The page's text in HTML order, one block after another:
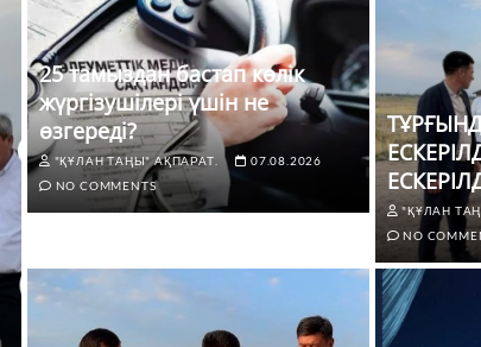
25 тамыздан бастап көлік
жүргізушілері үшін не
өзгереді?
"ҚҰЛАН ТАҢЫ" АҚПАРАТ.
07.08.2026
NO COMMENTS
"ҚҰЛАН
NO